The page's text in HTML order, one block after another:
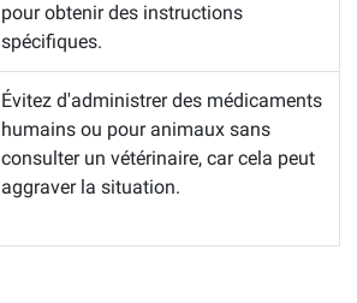
pour obtenir des instructions
spécifiques.
Évitez d'administrer des médicaments
humains ou pour animaux sans
consulter un vétérinaire, car cela peut
aggraver la situation.